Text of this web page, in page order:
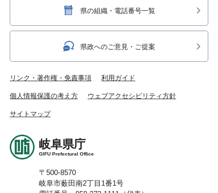
県の組織・電話番号一覧
県政へのご意見・ご提案
リンク・著作権・免責事項 利用ガイド
個人情報保護の考え方 ウェブアクセシビリティ方針
サイトマップ
岐阜県庁
GIFU Prefectural Office
〒500-8570
岐阜市薮田南2丁目1番1号